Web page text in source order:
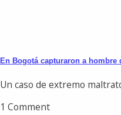
En Bogotá capturaron a hombre
Un caso de extremo
1 Comment